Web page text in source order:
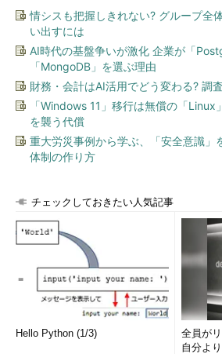
情シスも把握しきれない? グループ全
い出すには
AI時代の基盤争いが激化 企業が「
「MongoDB」を選ぶ理由
財務・会計はAI活用でどう変わる? 調
「Windows 11」移行は無償の「Linux
を襲う代償
重大労災事例から学ぶ、「安全意識」
体制の作り方
チェックしておきたい人気記事
Hello Python (1/3)
全員が
自分よ